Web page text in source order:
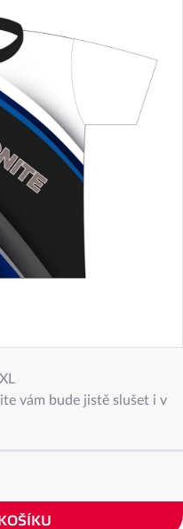
vám bude jistě slušet i v